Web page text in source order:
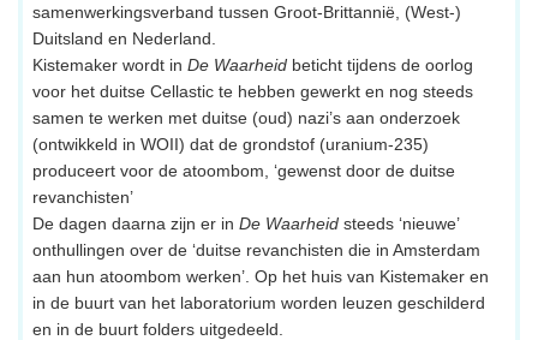
samenwerkingsverband tussen Groot-Brittannië, (West-)
Duitsland en Nederland.
Kistemaker wordt in De Waarheid beticht tijdens de oorlog
voor het duitse Cellastic te hebben gewerkt en nog steeds
samen te werken met duitse (oud) nazi’s aan onderzoek
(ontwikkeld in WOII) dat de grondstof (uranium-235)
produceert voor de atoombom, ‘gewenst door de duitse
revanchisten’
De dagen daarna zijn er in De Waarheid steeds ‘nieuwe’
onthullingen over de ‘duitse revanchisten die in Amsterdam
aan hun atoombom werken’. Op het huis van Kistemaker en
in de buurt van het laboratorium worden leuzen geschilderd
en in de buurt folders uitgedeeld.